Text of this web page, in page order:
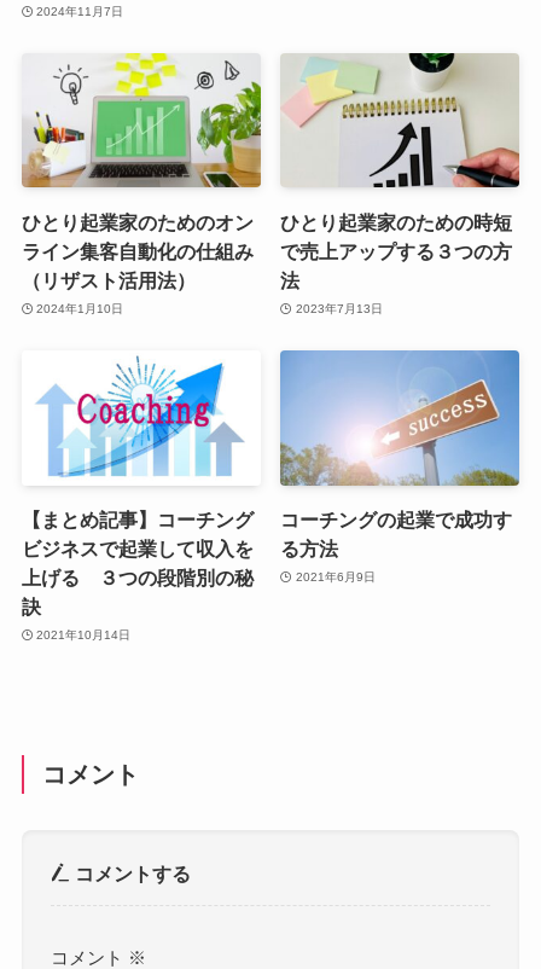
2024年11月7日
ひとり起業家のためのオン
ライン集客自動化の仕組み
（リザスト活用法）
2024年1月10日
ひとり起業家のための時短
で売上アップする３つの方
法
2023年7月13日
【まとめ記事】コーチング
ビジネスで起業して収入を
上げる ３つの段階別の秘
訣
2021年10月14日
コーチングの起業で成功す
る方法
2021年6月9日
コメント
コメントする
コメント ※